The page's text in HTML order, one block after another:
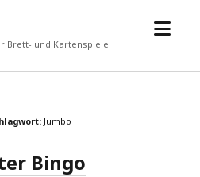
Brett- und Kartenspiele
Menü
Jumbo
Bingo